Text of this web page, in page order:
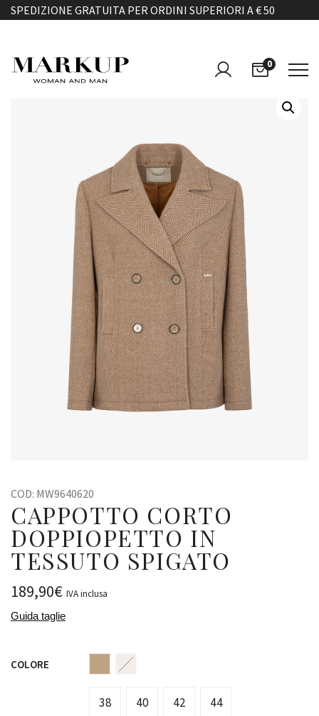
SPEDIZIONE GRATUITA PER ORDINI SUPERIORI A € 50
0
COD: MW9640620
CAPPOTTO CORTO
DOPPIOPETTO IN
TESSUTO SPIGATO
189,90€ IVA inclusa
Guida taglie
COLORE
38 40 42 44